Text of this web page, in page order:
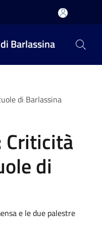
Barlassina
di Barlassina
Criticità
di
e le due palestre